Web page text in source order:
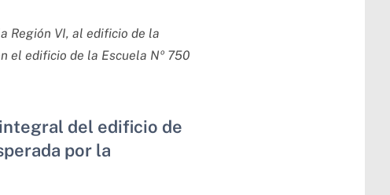
Región VI, al edificio de la
el edificio de la Escuela Nº 750
del edificio de
por la